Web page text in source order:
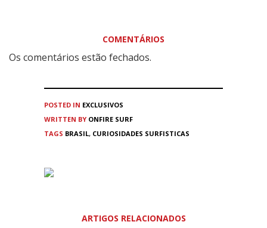
COMENTÁRIOS
Os comentários estão fechados.
POSTED IN EXCLUSIVOS
WRITTEN BY ONFIRE SURF
TAGS BRASIL, CURIOSIDADES SURFISTICAS
ARTIGOS RELACIONADOS